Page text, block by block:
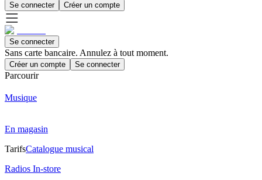
Se connecter Créer un compte
Se connecter
Sans carte bancaire. Annulez à tout moment.
Créer un compte Se connecter
Parcourir
Musique
En magasin
TarifsCatalogue musical
Radios In-store